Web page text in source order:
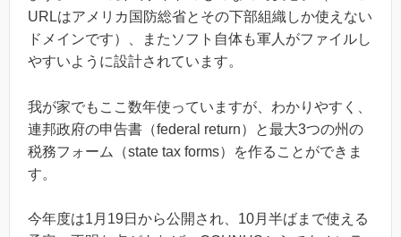
URLはアメリカ国防総省とその下部組織しか使えない
ドメインです）、またソフト自体も軍人がファイルし
やすいように設計されています。
我が家でもここ数年使っていますが、わかりやすく、
連邦政府の申告書（federal return）と最大3つの州の
税務フォーム（state tax forms）を作ることができま
す。
今年度は1月19日から公開され、10月半ばまで使える